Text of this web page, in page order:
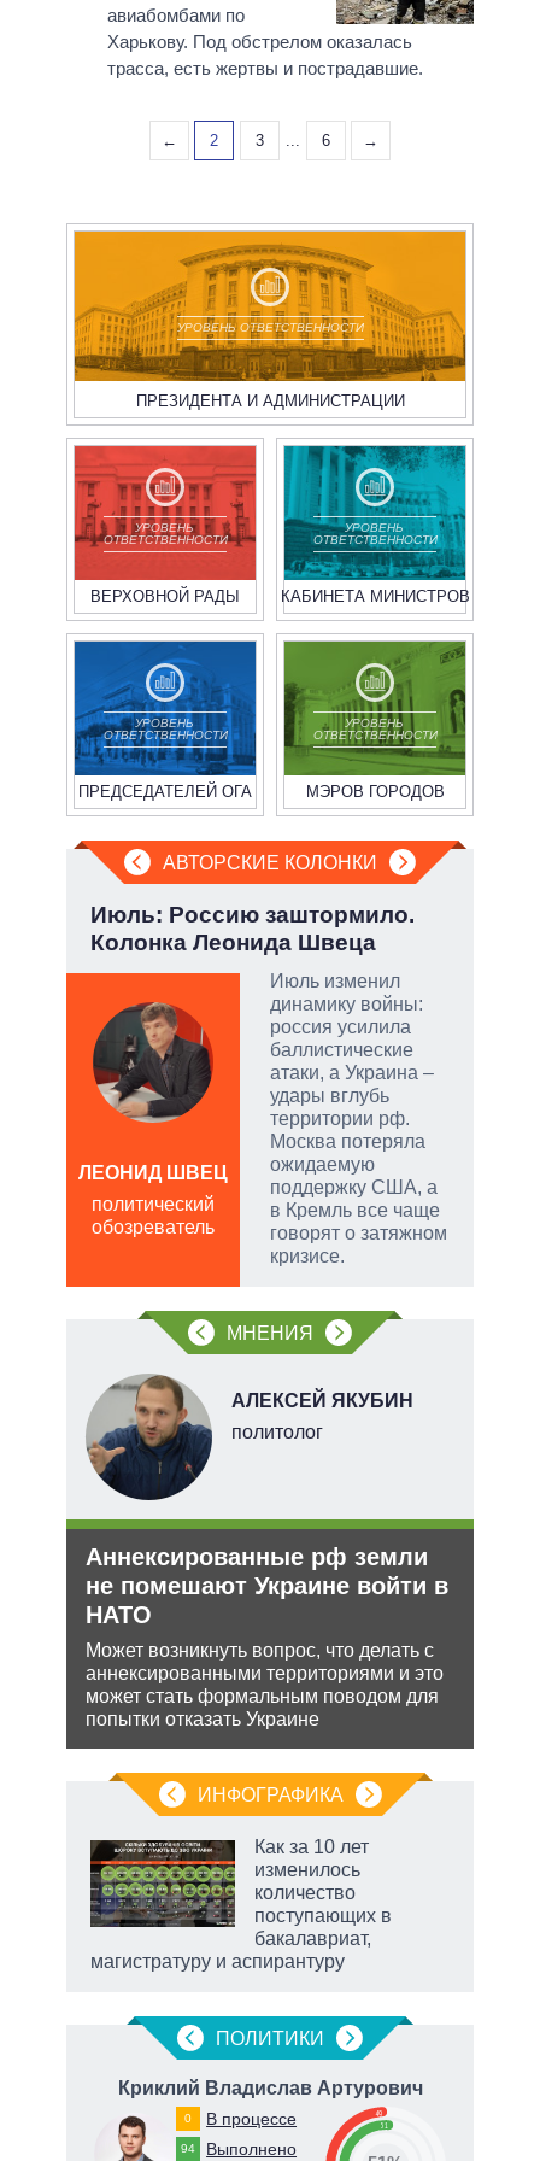
авиабомбами по
Харькову. Под обстрелом оказалась
трасса, есть жертвы и пострадавшие.
← 2 3 ... 6 →
УРОВЕНЬ ОТВЕТСТВЕННОСТИ
ПРЕЗИДЕНТА И АДМИНИСТРАЦИИ
УРОВЕНЬ
ОТВЕТСТВЕННОСТИ
ВЕРХОВНОЙ РАДЫ
УРОВЕНЬ
ОТВЕТСТВЕННОСТИ
КАБИНЕТА МИНИСТРОВ
УРОВЕНЬ
ОТВЕТСТВЕННОСТИ
ПРЕДСЕДАТЕЛЕЙ ОГА
УРОВЕНЬ
ОТВЕТСТВЕННОСТИ
МЭРОВ ГОРОДОВ
АВТОРСКИЕ КОЛОНКИ
Июль: Россию заштормило.
Колонка Леонида Швеца
Июль изменил
динамику войны:
россия усилила
баллистические
атаки, а Украина –
удары вглубь
территории рф.
Москва потеряла
ожидаемую
поддержку США, а
в Кремль все чаще
говорят о затяжном
кризисе.
ЛЕОНИД ШВЕЦ
политический
обозреватель
МНЕНИЯ
АЛЕКСЕЙ ЯКУБИН
политолог
Аннексированные рф земли
не помешают Украине войти в
НАТО
Может возникнуть вопрос, что делать с
аннексированными территориями и это
может стать формальным поводом для
попытки отказать Украине
ИНФОГРАФИКА
Как за 10 лет
изменилось
количество
поступающих в
бакалавриат,
магистратуру и аспирантуру
ПОЛИТИКИ
Криклий Владислав Артурович
0 В процессе
94 Выполнено
49
51